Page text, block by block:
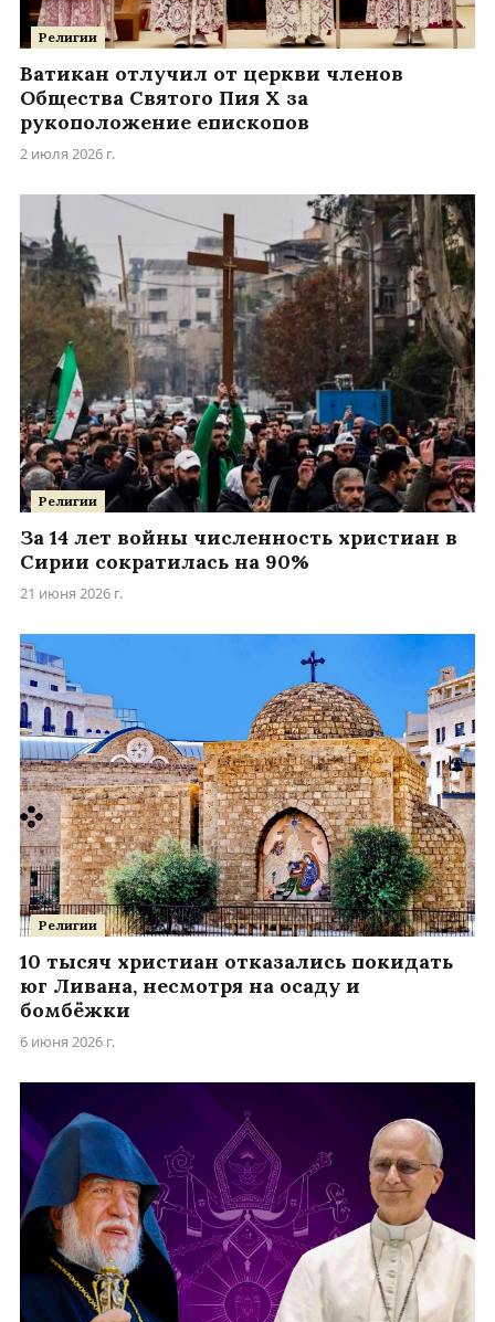
Религии
Ватикан отлучил от церкви членов
Общества Святого Пия X за
рукоположение епископов
2 июля 2026 г.
Религии
За 14 лет войны численность христиан в
Сирии сократилась на 90%
21 июня 2026 г.
Религии
10 тысяч христиан отказались покидать
юг Ливана, несмотря на осаду и
бомбёжки
6 июня 2026 г.